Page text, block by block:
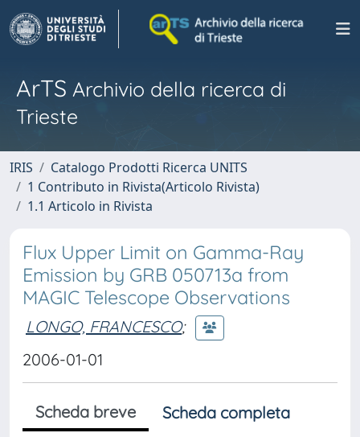
ArTS Archivio della ricerca di
Trieste
IRIS
Catalogo Prodotti Ricerca UNITS
1 Contributo in Rivista(Articolo Rivista)
1.1 Articolo in Rivista
Flux Upper Limit on Gamma-Ray
Emission by GRB 050713a from
MAGIC Telescope Observations
LONGO, FRANCESCO;
2006-01-01
Scheda breve Scheda completa